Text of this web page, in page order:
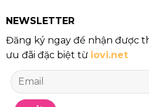
NEWSLETTER
Đăng ký ngay để nhận được
ưu đãi đặc biệt từ iovi.net